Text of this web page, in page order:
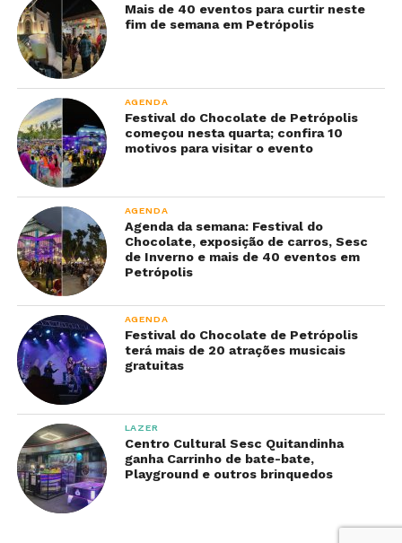
Mais de 40 eventos para curtir neste
fim de semana em Petrópolis
AGENDA
Festival do Chocolate de Petrópolis
começou nesta quarta; confira 10
motivos para visitar o evento
AGENDA
Agenda da semana: Festival do
Chocolate, exposição de carros, Sesc
de Inverno e mais de 40 eventos em
Petrópolis
AGENDA
Festival do Chocolate de Petrópolis
terá mais de 20 atrações musicais
gratuitas
LAZER
Centro Cultural Sesc Quitandinha
ganha Carrinho de bate-bate,
Playground e outros brinquedos